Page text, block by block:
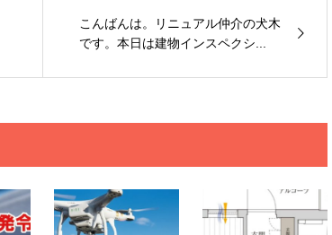
こんばんは。リニュアル仲介の犬木
です。本日は建物インスペクシ...